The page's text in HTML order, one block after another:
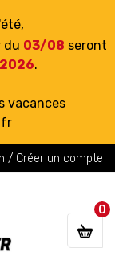
du 03/08 seront
.
vacances
/ Créer un compte
0